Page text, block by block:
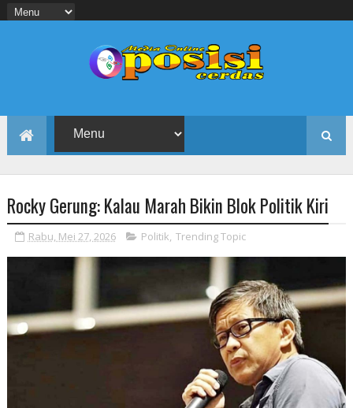
Rocky Gerung: Kalau Marah Bikin Blok Politik Kiri
Rabu, Mei 27, 2026 Politik, Trending Topic